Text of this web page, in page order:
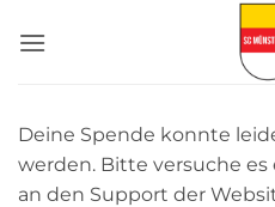
Inhalt
Deine Spende konnte
werden. Bitte versuche
an den Support der